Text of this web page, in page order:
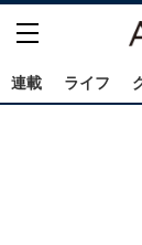
連載 ライフ